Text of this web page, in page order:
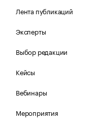
Лента публикаций
Эксперты
Выбор редакции
Кейсы
Вебинары
Мероприятия